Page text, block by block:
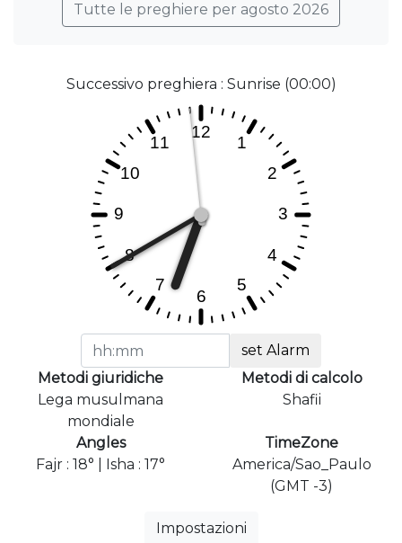
Tutte le preghiere per agosto 2026
Successivo preghiera : Sunrise (00:00)
set Alarm
Metodi giuridiche
Lega musulmana
mondiale
Metodi di calcolo
Shafii
Angles
Fajr : 18° | Isha : 17°
TimeZone
America/Sao_Paulo
(GMT -3)
Impostazioni